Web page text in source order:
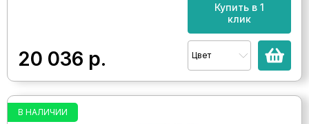
20 036 р.
Купить в 1
клик
Цвет
В НАЛИЧИИ